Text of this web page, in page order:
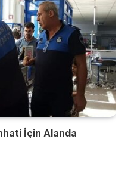
İçin Alanda